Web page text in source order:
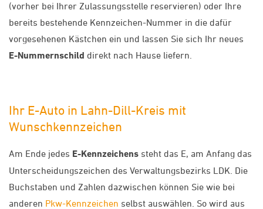
(vorher bei Ihrer Zulassungsstelle reservieren) oder Ihre
bereits bestehende Kennzeichen-Nummer in die dafür
vorgesehenen Kästchen ein und lassen Sie sich Ihr neues
E-Nummernschild direkt nach Hause liefern.
Ihr E-Auto in Lahn-Dill-Kreis mit
Wunschkennzeichen
Am Ende jedes E-Kennzeichens steht das E, am Anfang das
Unterscheidungszeichen des Verwaltungsbezirks LDK. Die
Buchstaben und Zahlen dazwischen können Sie wie bei
anderen Pkw-Kennzeichen selbst auswählen. So wird aus